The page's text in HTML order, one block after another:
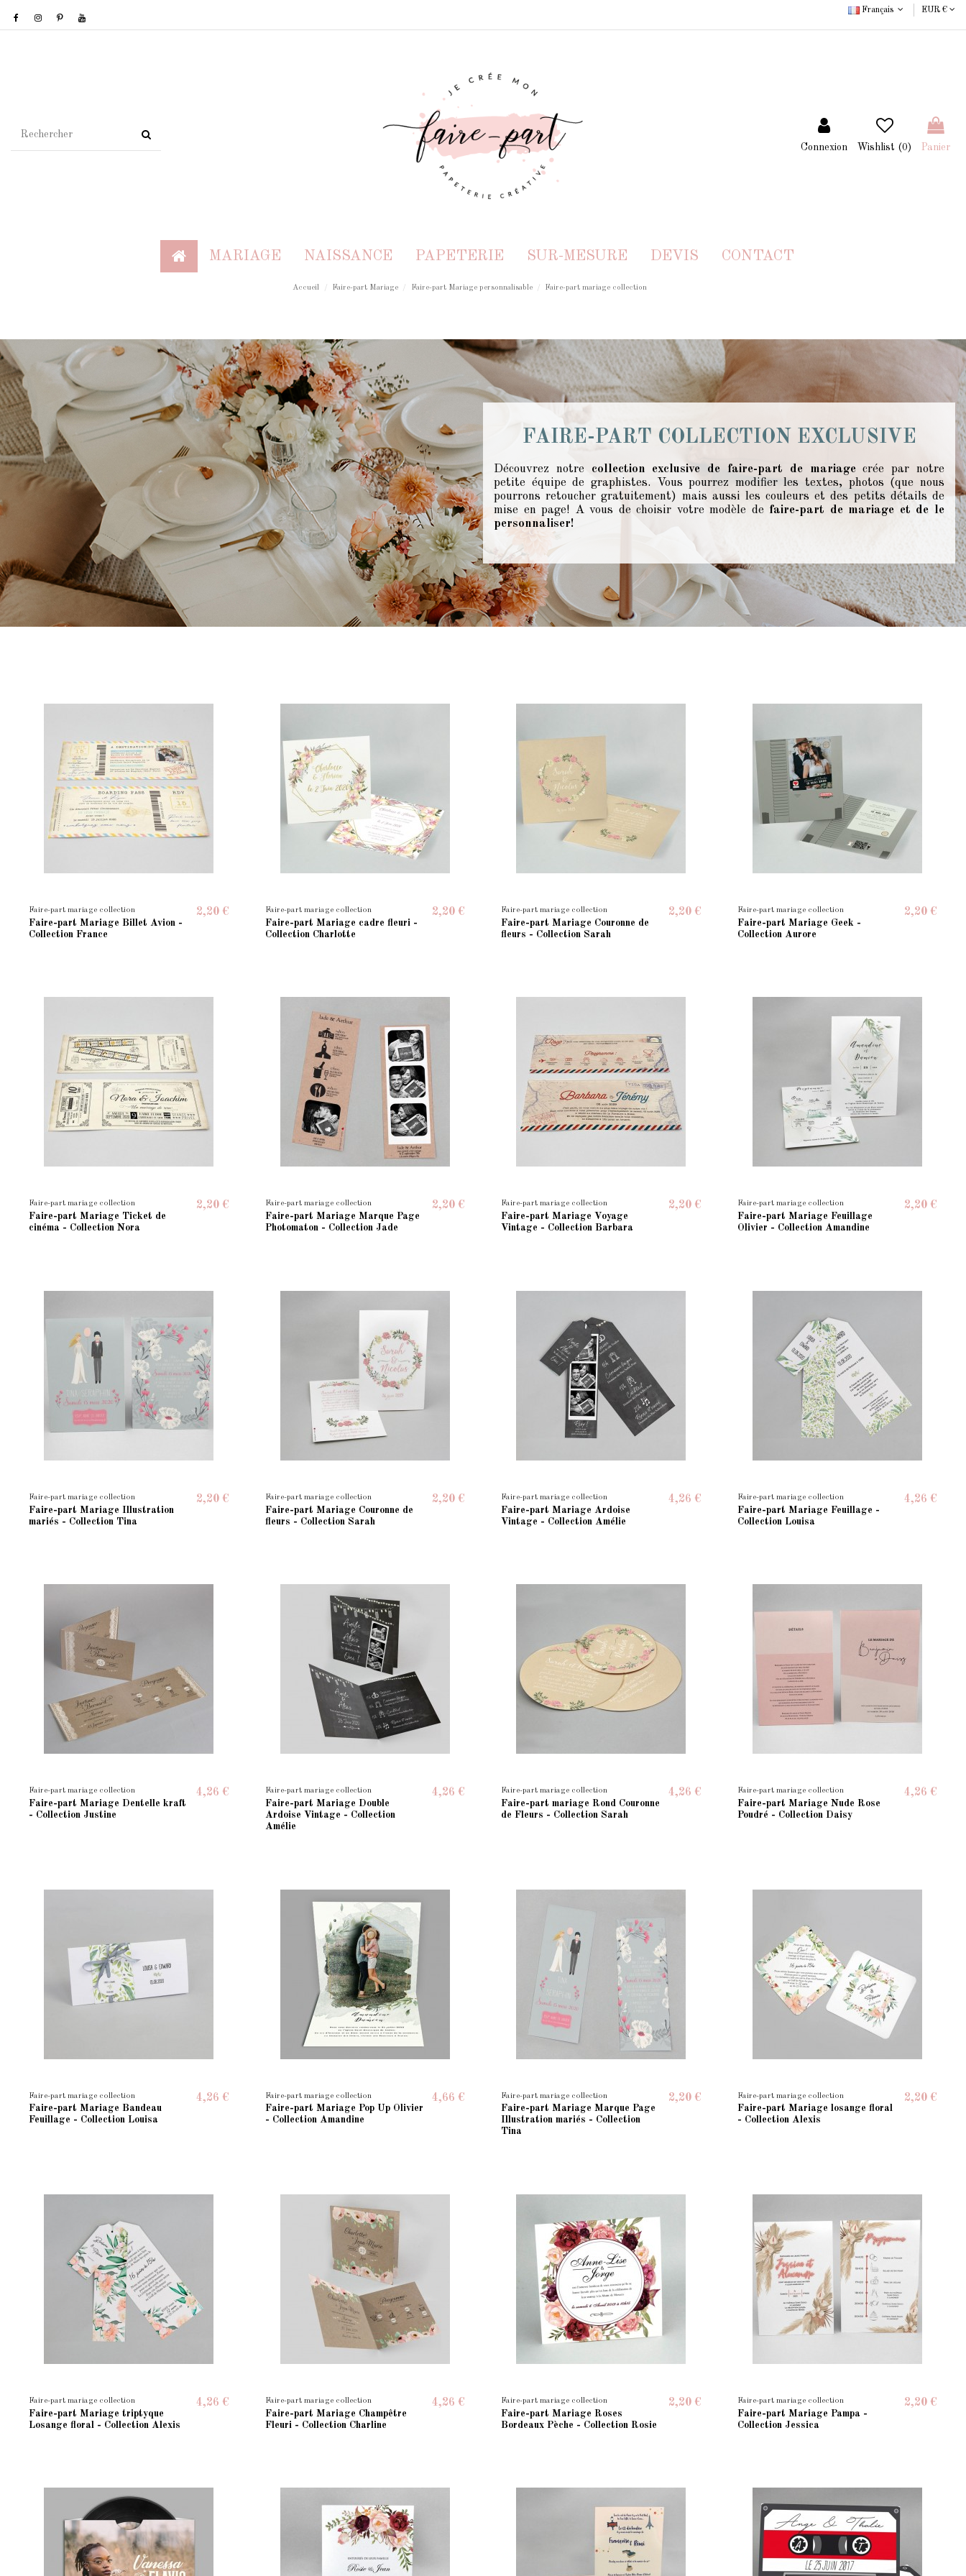
Français EUR €
Connexion Wishlist (0) Panier
MARIAGE NAISSANCE PAPETERIE SUR-MESURE DEVIS CONTACT
Accueil Faire-part Mariage Faire-part Mariage personnalisable Faire-part mariage collection
FAIRE-PART COLLECTION EXCLUSIVE
Découvrez notre collection exclusive de faire-part de mariagecrée par notre
petite équipe de graphistes. Vous pourrez modifier les textes, photos (que nous
pourrons retoucher gratuitement) mais aussi les couleurs et des petits détails de
mise en page! A vous de choisir votre modèle defaire-part de mariage et de le
personnaliser!
Faire-part mariage collection
Faire-part Mariage Billet Avion -
Collection France
2,20 € Faire-part mariage collection
Faire-part Mariage cadre fleuri -
Collection Charlotte
2,20 € Faire-part mariage collection
Faire-part Mariage Couronne de
fleurs - Collection Sarah
2,20 € Faire-part mariage collection
Faire-part Mariage Geek -
Collection Aurore
2,20 €
Faire-part mariage collection
Faire-part Mariage Ticket de
cinéma - Collection Nora
2,20 € Faire-part mariage collection
Faire-part Mariage Marque Page
Photomaton - Collection Jade
2,20 € Faire-part mariage collection
Faire-part Mariage Voyage
Vintage - Collection Barbara
2,20 € Faire-part mariage collection
Faire-part Mariage Feuillage
Olivier - Collection Amandine
2,20 €
Faire-part mariage collection
Faire-part Mariage Illustration
mariés - Collection Tina
2,20 € Faire-part mariage collection
Faire-part Mariage Couronne de
fleurs - Collection Sarah
2,20 € Faire-part mariage collection
Faire-part Mariage Ardoise
Vintage - Collection Amélie
4,26 € Faire-part mariage collection
Faire-part Mariage Feuillage -
Collection Louisa
4,26 €
Faire-part mariage collection
Faire-part Mariage Dentelle kraft
- Collection Justine
4,26 € Faire-part mariage collection
Faire-part Mariage Double
Ardoise Vintage - Collection
Amélie
4,26 € Faire-part mariage collection
Faire-part mariage Rond Couronne
de Fleurs - Collection Sarah
4,26 € Faire-part mariage collection
Faire-part Mariage Nude Rose
Poudré - Collection Daisy
4,26 €
Faire-part mariage collection
Faire-part Mariage Bandeau
Feuillage - Collection Louisa
4,26 € Faire-part mariage collection
Faire-part Mariage Pop Up Olivier
- Collection Amandine
4,66 € Faire-part mariage collection
Faire-part Mariage Marque Page
Illustration mariés - Collection
Tina
2,20 € Faire-part mariage collection
Faire-part Mariage losange floral
- Collection Alexis
2,20 €
Faire-part mariage collection
Faire-part Mariage triptyque
Losange floral - Collection Alexis
4,26 € Faire-part mariage collection
Faire-part Mariage Champêtre
Fleuri - Collection Charline
4,26 € Faire-part mariage collection
Faire-part Mariage Roses
Bordeaux Pèche - Collection Rosie
2,20 € Faire-part mariage collection
Faire-part Mariage Pampa -
Collection Jessica
2,20 €